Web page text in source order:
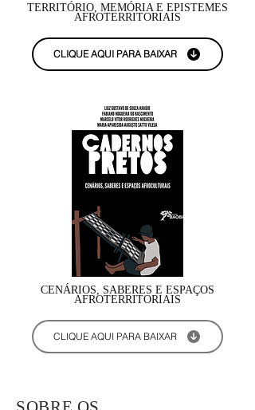
TERRITÓRIO, MEMÓRIA E EPISTEMES
AFROTERRITORIAIS
CLIQUE AQUI PARA BAIXAR
CENÁRIOS, SABERES E ESPAÇOS
AFROTERRITORIAIS
CLIQUE AQUI PARA BAIXAR